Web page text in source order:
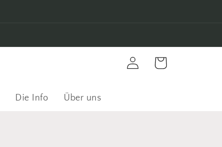
Die Info Über uns
EinloggenWarenkorb